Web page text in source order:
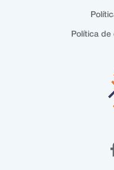
Política de